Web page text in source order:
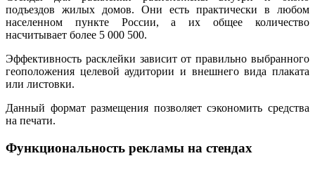
подъездов жилых домов. Они есть практически в любом
населенном пункте России, а их общее количество
насчитывает более 5 000 500.
Эффективность расклейки зависит от правильно выбранного
геоположения целевой аудитории и внешнего вида плаката
или листовки.
Данный формат размещения позволяет сэкономить средства
на печати.
Функциональность рекламы на стендах